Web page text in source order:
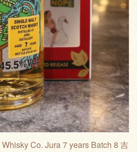
Co. Jura 7 years Batch 8 吉